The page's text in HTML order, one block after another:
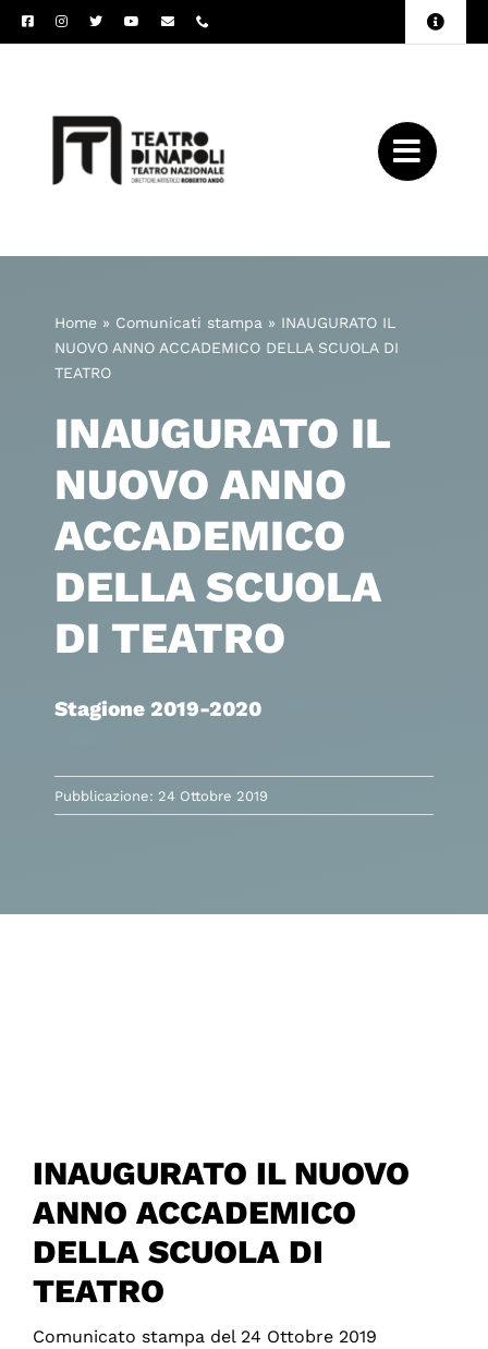
Salta
al
Toggle
Home» Comunicati stampa » INAUGURATO IL
NUOVO ANNO ACCADEMICO DELLA SCUOLA DI
TEATRO
INAUGURATO IL
NUOVO ANNO
ACCADEMICO
DELLA SCUOLA
DI TEATRO
Stagione 2019-2020
Pubblicazione: 24 Ottobre 2019
INAUGURATO IL NUOVO
ANNO ACCADEMICO
DELLA SCUOLA DI
TEATRO
Comunicato stampa del 24 Ottobre 2019